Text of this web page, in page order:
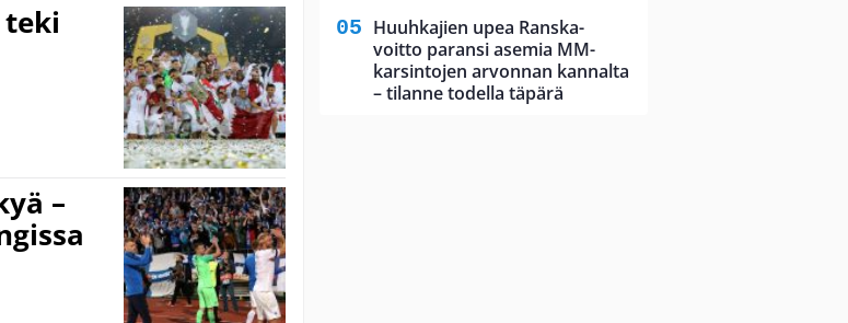
–
Huuhkajien upea Ranska-
voitto paransi asemia MM-
karsintojen arvonnan kannalta
– tilanne todella täpärä